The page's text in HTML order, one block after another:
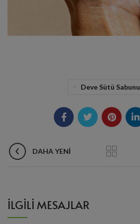
Deve Sütü Sabunu
DAHA YENI
İLGILI MESAJLAR